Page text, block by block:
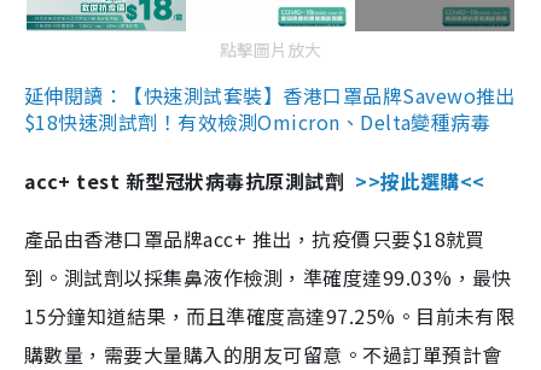
點擊圖片放大
延伸閱讀：【快速測試套裝】香港口罩品牌Savewo推出
$18快速測試劑！有效檢測Omicron、Delta變種病毒
acc+ test 新型冠狀病毒抗原測試劑 >>按此選購<<
產品由香港口罩品牌acc+ 推出，抗疫價只要$18就買
到。測試劑以採集鼻液作檢測，準確度達99.03%，最快
15分鐘知道結果，而且準確度高達97.25%。目前未有限
購數量，需要大量購入的朋友可留意。不過訂單預計會